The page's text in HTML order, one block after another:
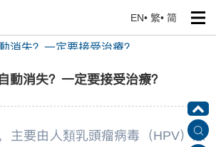
EN• 繁• 简
消失？一定要接受治療？
動消失？一定要接受治療？
主要由人類乳頭瘤病毒（HPV）感